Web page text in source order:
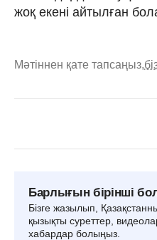
жоқ екені айтылған
Мәтіннен қате тапсаңыз,
Барлығын бірінші
Бізге жазылып,
қызықты суреттер,
хабардар болыңыз.